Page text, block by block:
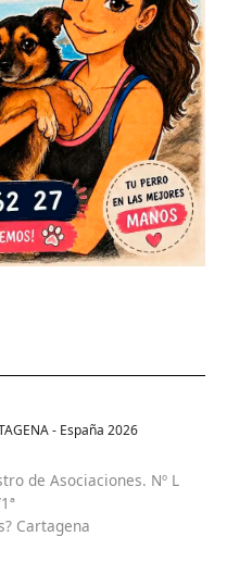
- España 2026
de Asociaciones. Nº L
Cartagena